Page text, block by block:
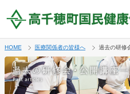
HOME 医療関係者の皆様へ 過去の研修